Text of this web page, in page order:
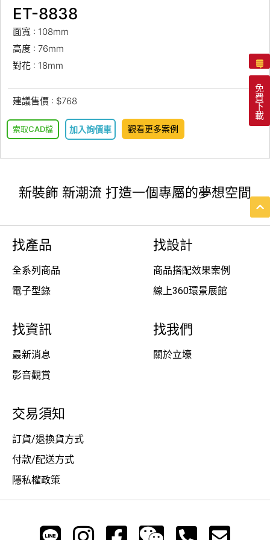
ET-8838
面寬 : 108mm
高度 : 76mm
對花 : 18mm
建議售價 : $768
索取CAD檔 加入詢價車 觀看更多案例
免
費
下
載
新裝飾 新潮流 打造一個專屬的夢想空間
找產品
全系列商品
電子型錄
找設計
商品搭配效果案例
線上360環景展館
找資訊
最新消息
影音觀賞
找我們
關於立壕
交易須知
訂貨/退換貨方式
付款/配送方式
隱私權政策